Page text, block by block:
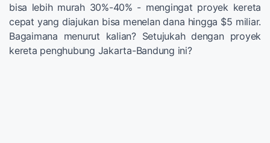
bisa lebih murah 30%-40% - mengingat proyek kereta
cepat yang diajukan bisa menelan dana hingga $5 miliar.
Bagaimana menurut kalian? Setujukah dengan proyek
kereta penghubung Jakarta-Bandung ini?